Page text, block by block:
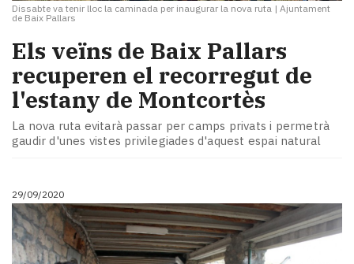
Dissabte va tenir lloc la caminada per inaugurar la nova ruta | Ajuntament
de Baix Pallars
Els veïns de Baix Pallars
recuperen el recorregut de
l'estany de Montcortès
La nova ruta evitarà passar per camps privats i permetrà
gaudir d'unes vistes privilegiades d'aquest espai natural
29/09/2020